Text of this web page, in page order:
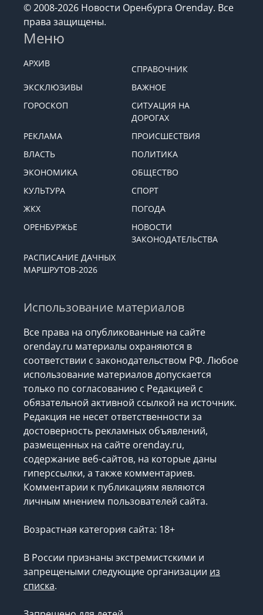
© 2008-2026 Новости Оренбурга Orenday. Все
права защищены.
Меню
АРХИВ
СПРАВОЧНИК
ЭКСКЛЮЗИВЫ
ВАЖНОЕ
ГОРОСКОП
СИТУАЦИЯ НА
ДОРОГАХ
РЕКЛАМА
ПРОИСШЕСТВИЯ
ВЛАСТЬ
ПОЛИТИКА
ЭКОНОМИКА
ОБЩЕСТВО
КУЛЬТУРА
СПОРТ
ЖКХ
ПОГОДА
ОРЕНБУРЖЬЕ
НОВОСТИ
ЗАКОНОДАТЕЛЬСТВА
РАСПИСАНИЕ ДАЧНЫХ
МАРШРУТОВ-2026
Использование материалов
Все права на опубликованные на сайте
orenday.ru материалы охраняются в
соответствии с законодательством РФ. Любое
использование материалов допускается
только по согласованию с Редакцией с
обязательной активной ссылкой на источник.
Редакция не несет ответственности за
достоверность рекламных объявлений,
размещенных на сайте orenday.ru,
содержание веб-сайтов, на которые даны
гиперссылки, а также комментариев.
Комментарии к публикациям являются
личным мнением пользователей сайта.
Возрастная категория сайта: 18+
В России признаны экстремистскими и
запрещеными следующие организации из
списка.